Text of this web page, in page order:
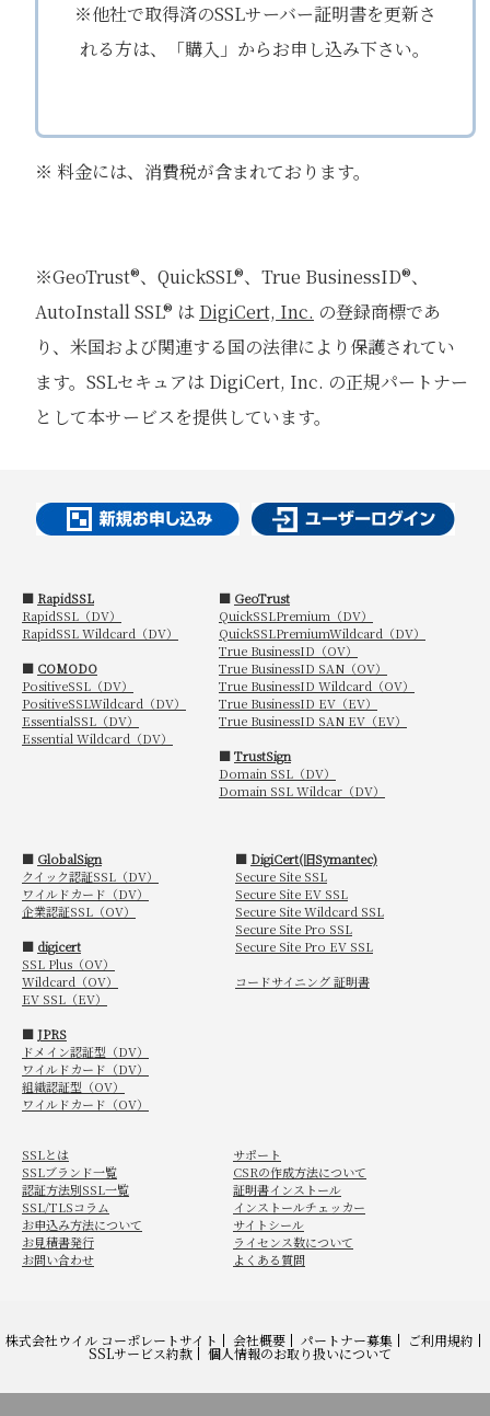
※他社で取得済のSSLサーバー証明書を更新さ
れる方は、「購入」からお申し込み下さい。
※ 料金には、消費税が含まれております。
※GeoTrust®、QuickSSL®、True BusinessID®、
AutoInstall SSL® は DigiCert, Inc. の登録商標であ
り、米国および関連する国の法律により保護されてい
ます。SSLセキュアは DigiCert, Inc. の正規パートナー
として本サービスを提供しています。
■ RapidSSL ■ GeoTrust
RapidSSL（DV）
QuickSSLPremium（DV）
RapidSSL Wildcard（DV）
QuickSSLPremiumWildcard（DV）
True BusinessID（OV）
■ COMODO
True BusinessID SAN（OV）
PositiveSSL（DV）
True BusinessID Wildcard（OV）
PositiveSSLWildcard（DV）
True BusinessID EV（EV）
EssentialSSL（DV）
True BusinessID SAN EV（EV）
Essential Wildcard（DV）
■TrustSign
Domain SSL（DV）
Domain SSL Wildcar（DV）
■ GlobalSign ■ DigiCert(旧Symantec)
クイック認証SSL（DV）
Secure Site SSL
ワイルドカード（DV）
Secure Site EV SSL
企業認証SSL（OV）
Secure Site Wildcard SSL
Secure Site Pro SSL
■ digicert
Secure Site Pro EV SSL
SSL Plus（OV）
Wildcard（OV）
コードサイニング 証明書
EV SSL（EV）
■JPRS
ドメイン認証型（DV）
ワイルドカード（DV）
組織認証型（OV）
ワイルドカード（OV）
SSLとは
サポート
SSLブランド一覧
CSRの作成方法について
認証方法別SSL一覧
証明書インストール
SSL/TLSコラム
インストールチェッカー
お申込み方法について
サイトシール
お見積書発行
ライセンス数について
お問い合わせ
よくある質問
株式会社ウイル コーポレートサイト 会社概要 パートナー募集 ご利用規約
SSLサービス約款 個人情報のお取り扱いについて